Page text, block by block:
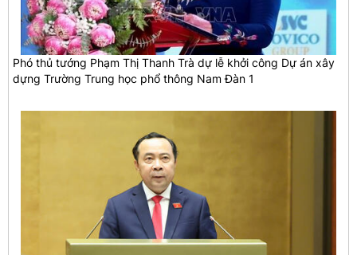
Phó thủ tướng Phạm Thị Thanh Trà dự lễ khởi công Dự án xây
dựng Trường Trung học phổ thông Nam Đàn 1